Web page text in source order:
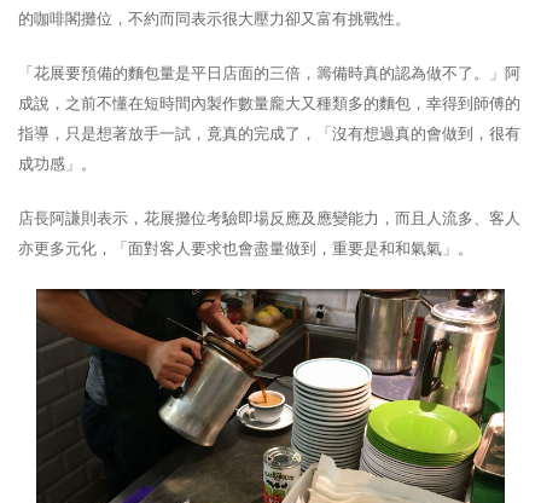
的咖啡閣攤位，不約而同表示很大壓力卻又富有挑戰性。
「花展要預備的麵包量是平日店面的三倍，籌備時真的認為做不了。」阿
成說，之前不懂在短時間內製作數量龐大又種類多的麵包，幸得到師傅的
指導，只是想著放手一試，竟真的完成了，「沒有想過真的會做到，很有
成功感」。
店長阿謙則表示，花展攤位考驗即場反應及應變能力，而且人流多、客人
亦更多元化，「面對客人要求也會盡量做到，重要是和和氣氣」。